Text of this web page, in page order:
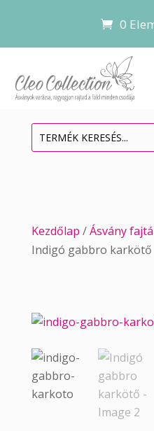
0
Kezdőlap /Ásvány
Indigó gabbro karkötő